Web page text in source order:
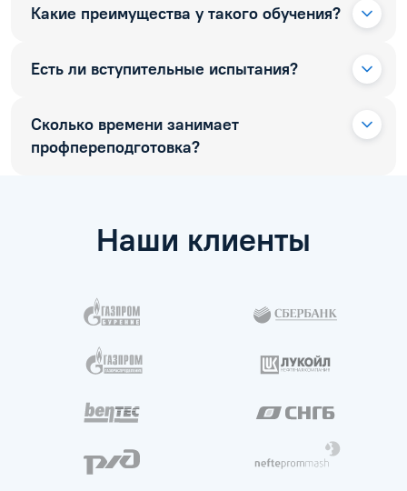
Какие преимущества у такого обучения?
Есть ли вступительные испытания?
Сколько времени занимает
профпереподготовка?
Наши клиенты